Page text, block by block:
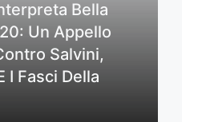
Bella
Un Appello
Salvini,
I Fasci Della